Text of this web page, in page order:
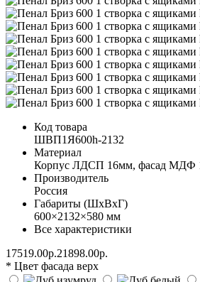
Код товара
ШВП1Я600h-2132
Материал
Корпус ЛДСП 16мм, фасад
Производитель
Россия
Габариты (ШхВхГ)
600×2132×580 мм
Все характеристики
17519.00р.21898.00р.
* Цвет фасада верх